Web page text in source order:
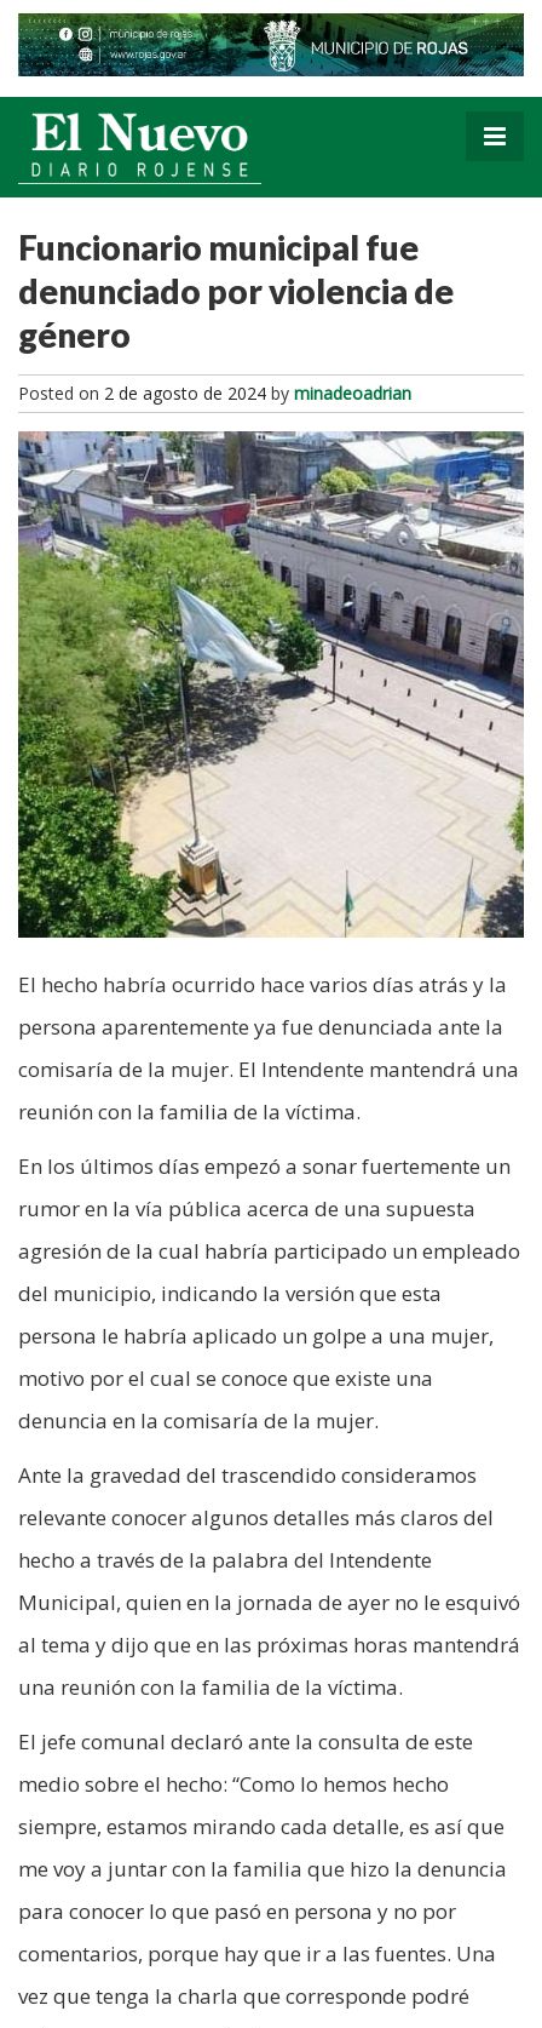
Funcionario municipal fue
denunciado por violencia de
género
Posted on 2 de agosto de 2024 by minadeoadrian
El hecho habría ocurrido hace varios días atrás y la
persona aparentemente ya fue denunciada ante la
comisaría de la mujer. El Intendente mantendrá una
reunión con la familia de la víctima.
En los últimos días empezó a sonar fuertemente un
rumor en la vía pública acerca de una supuesta
agresión de la cual habría participado un empleado
del municipio, indicando la versión que esta
persona le habría aplicado un golpe a una mujer,
motivo por el cual se conoce que existe una
denuncia en la comisaría de la mujer.
Ante la gravedad del trascendido consideramos
relevante conocer algunos detalles más claros del
hecho a través de la palabra del Intendente
Municipal, quien en la jornada de ayer no le esquivó
al tema y dijo que en las próximas horas mantendrá
una reunión con la familia de la víctima.
El jefe comunal declaró ante la consulta de este
medio sobre el hecho: “Como lo hemos hecho
siempre, estamos mirando cada detalle, es así que
me voy a juntar con la familia que hizo la denuncia
para conocer lo que pasó en persona y no por
comentarios, porque hay que ir a las fuentes. Una
vez que tenga la charla que corresponde podré